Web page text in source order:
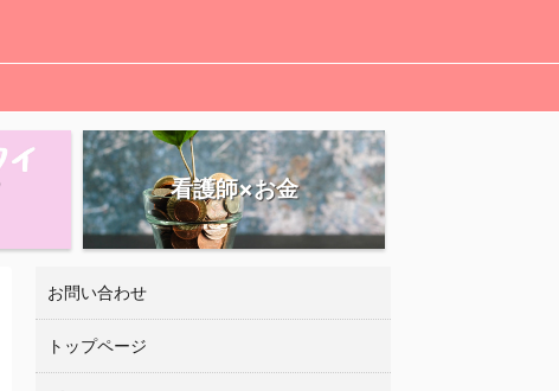
看護師×お金
お問い合わせ
トップページ